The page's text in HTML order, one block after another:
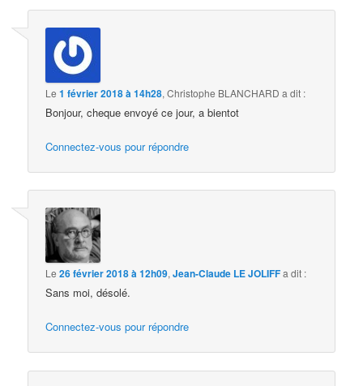
Le1 février 2018 à 14h28,Christophe BLANCHARD a dit :
Bonjour, cheque envoyé ce jour, a bientot
Connectez-vous pour répondre
Le26 février 2018 à 12h09,Jean-Claude LE JOLIFFa dit :
Sans moi, désolé.
Connectez-vous pour répondre